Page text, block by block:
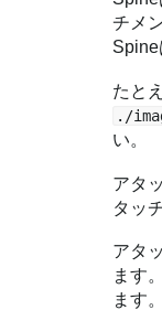
チメ
たと
./
い。
アタ
タッ
アタ
ます
ます。